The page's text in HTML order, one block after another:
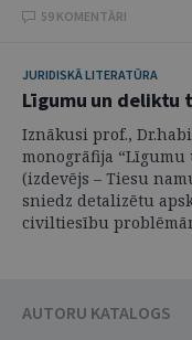
59 KOMENTĀRI
JURIDISKĀ LITERATŪRA
Līgumu un deliktu
Iznākusi prof.,
monogrāfija
(izdevējs – Tiesu
sniedz detalizētu
civiltiesību
AUTORU KATALOGS